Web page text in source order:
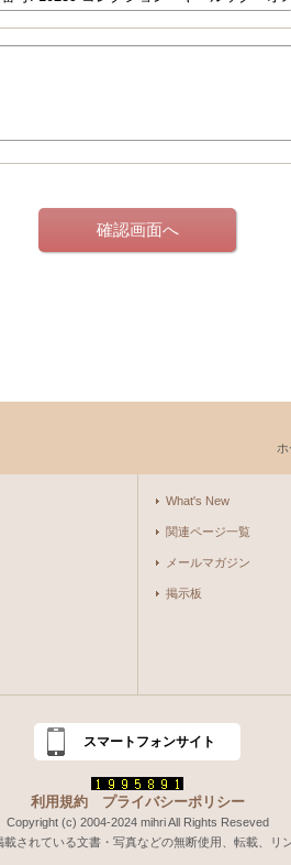
What's New
関連ページ一覧
メールマガジン
掲示板
スマートフォンサイト
利用規約 プライバシーポリシー
Copyright (c) 2004-2024 mihri All Rights Reseved
されている文書・写真などの無断使用、転載、リ